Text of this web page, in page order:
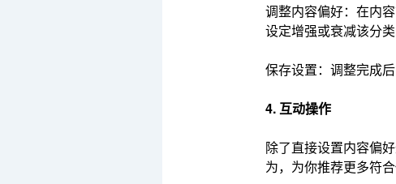
调整内容偏好：在内
设定增强或衰减该分类
保存设置：调整完成后
4. 互动操作
除了直接设置内容偏
为，为你推荐更多符